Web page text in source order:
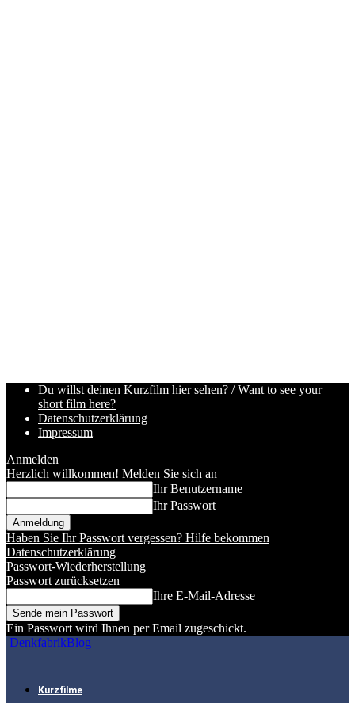
Du willst deinen Kurzfilm hier sehen? / Want to see your
short film here?
Datenschutzerklärung
Impressum
Anmelden
Herzlich willkommen! Melden Sie sich an
Ihr Benutzername
Ihr Passwort
Haben Sie Ihr Passwort vergessen? Hilfe bekommen
Datenschutzerklärung
Passwort-Wiederherstellung
Passwort zurücksetzen
Ihre E-Mail-Adresse
Ein Passwort wird Ihnen per Email zugeschickt.
DenkfabrikBlog
Kurzfilme